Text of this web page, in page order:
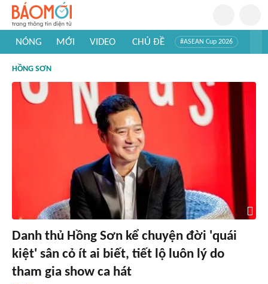
NÓNG MỚI VIDEO CHỦ ĐỀ #ASEAN Cup 2026
#Khám phá thế giới
HỒNG SƠN
Danh thủ Hồng Sơn kể chuyện đời 'quái
kiệt' sân cỏ ít ai biết, tiết lộ luôn lý do
tham gia show ca hát